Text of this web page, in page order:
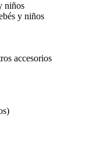
niños
y niños
accesorios